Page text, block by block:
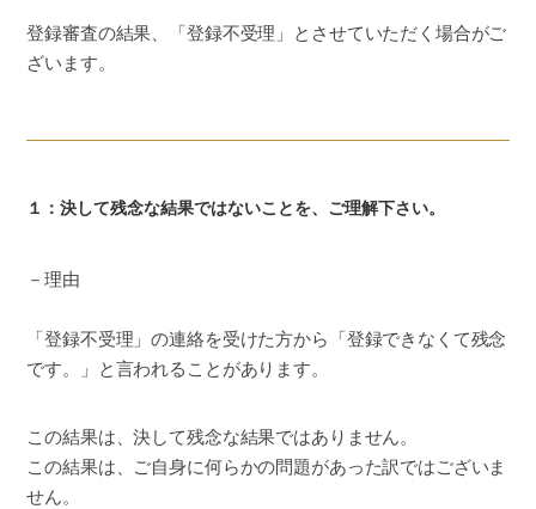
登録審査の結果、「登録不受理」とさせていただく場合がご
ざいます。
１：決して残念な結果ではないことを、ご理解下さい。
－理由
「登録不受理」の連絡を受けた方から「登録できなくて残念
です。」と言われることがあります。
この結果は、決して残念な結果ではありません。
この結果は、ご自身に何らかの問題があった訳ではございま
せん。